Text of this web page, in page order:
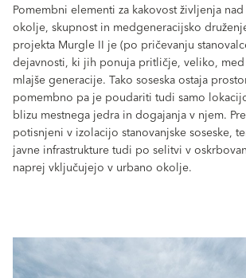
Pomembni elementi za kakovost življenja
okolje, skupnost in medgeneracijsko
projekta Murgle II je (po pričevanju
dejavnosti, ki jih ponuja pritličje, veliko,
mlajše generacije. Tako soseska ostaja
pomembno pa je poudariti tudi samo
blizu mestnega jedra in dogajanja v njem.
potisnjeni v izolacijo stanovanjske soseske,
javne infrastrukture tudi po selitvi v
naprej vključujejo v urbano okolje.